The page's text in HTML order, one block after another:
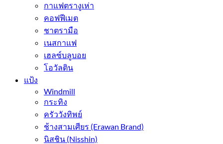
กาแฟตรางูเห่า
คอฟฟีเมต
ชาตรามือ
เนสกาแฟ
เฮลซ์บลูบอย
โอวัลติน
แป้ง
Windmill
กระทิง
ครัววังทิพย์
ช้างสามเศียร (Erawan Brand)
นิสชิน (Nisshin)